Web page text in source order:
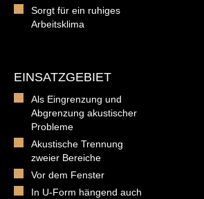
Sorgt für ein ruhiges
Arbeitsklima
EINSATZGEBIET
Als Eingrenzung und
Abgrenzung akustischer
Probleme
Akustische Trennung
zweier Bereiche
Vor dem Fenster
In U-Form hängend auch